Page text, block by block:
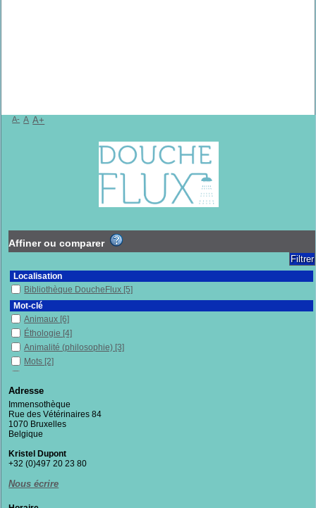
A- A A+
Affiner ou comparer
Localisation
Bibliothèque DoucheFlux [5]
Mot-clé
Animaux [6]
Éthologie [4]
Animalité (philosophie) [3]
Mots [2]
Relations homme-animal
Sciences humaines et sociales
Anthropocentrisme[1]
Belgique
Domination[1]
Entretiens
Habitat
Adresse
Immensothèque
Rue des Vétérinaires 84
1070 Bruxelles
Belgique
Kristel Dupont
+32 (0)497 20 23 80
Nous écrire